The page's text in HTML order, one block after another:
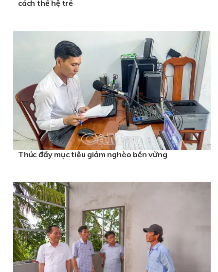
cách thế hệ trẻ
Thúc đẩy mục tiêu giảm nghèo bền vững